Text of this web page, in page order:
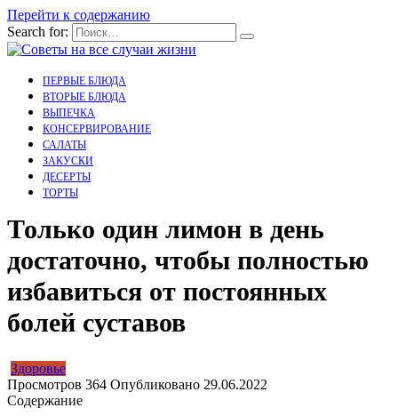
Перейти к содержанию
Search for:
ПЕРВЫЕ БЛЮДА
ВТОРЫЕ БЛЮДА
ВЫПЕЧКА
КОНСЕРВИРОВАНИЕ
САЛАТЫ
ЗАКУСКИ
ДЕСЕРТЫ
ТОРТЫ
Только один лимон в день
достаточно, чтобы полностью
избавиться от постоянных
болей суставов
Здоровье
Просмотров 364 Опубликовано 29.06.2022
Содержание